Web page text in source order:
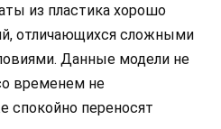
из пластика хорошо
отличающихся сложными
Данные модели не
временем не
спокойно переносят